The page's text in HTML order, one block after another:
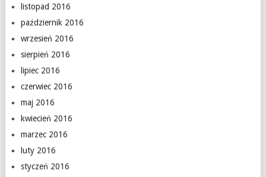
listopad 2016
październik 2016
wrzesień 2016
sierpień 2016
lipiec 2016
czerwiec 2016
maj 2016
kwiecień 2016
marzec 2016
luty 2016
styczeń 2016